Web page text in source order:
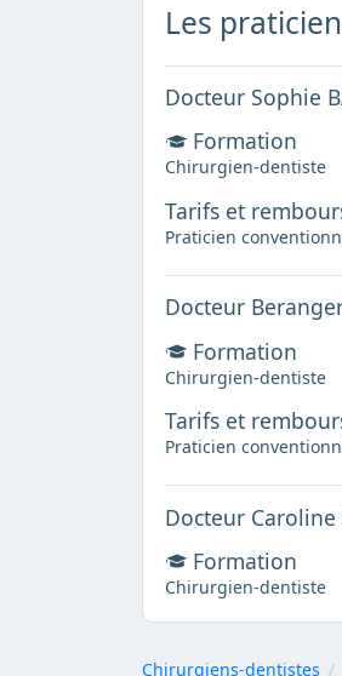
Les
Docteur Sophie
Formation
Chirurgien-dentiste
Tarifs et
Praticien
Docteur
Formation
Chirurgien-dentiste
Tarifs et
Praticien
Docteur Caroline
Formation
Chirurgien-dentiste
Chirurgiens-dentistes